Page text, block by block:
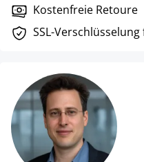
Kostenfreie Retoure
SSL-